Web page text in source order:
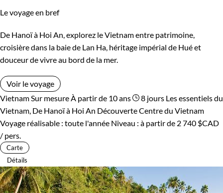
Le voyage en bref
De Hanoï à Hoi An, explorez le Vietnam entre patrimoine,
croisière dans la baie de Lan Ha, héritage impérial de Hué et
douceur de vivre au bord de la mer.
Voir le voyage
Vietnam Sur mesure À partir de 10 ans 8 jours Les essentiels du
Vietnam, De Hanoï à Hoi An Découverte Centre du Vietnam
Voyage réalisable : toute l'année Niveau : à partir de 2 740 $CAD
/ pers.
Carte
Détails